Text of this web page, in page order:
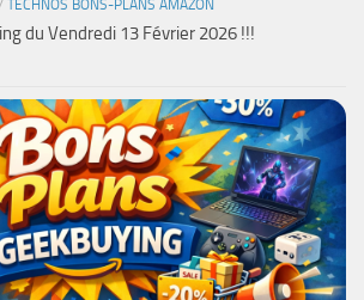
TECHNOS BONS-PLANS AMAZON
du Vendredi 13 Février 2026 !!!